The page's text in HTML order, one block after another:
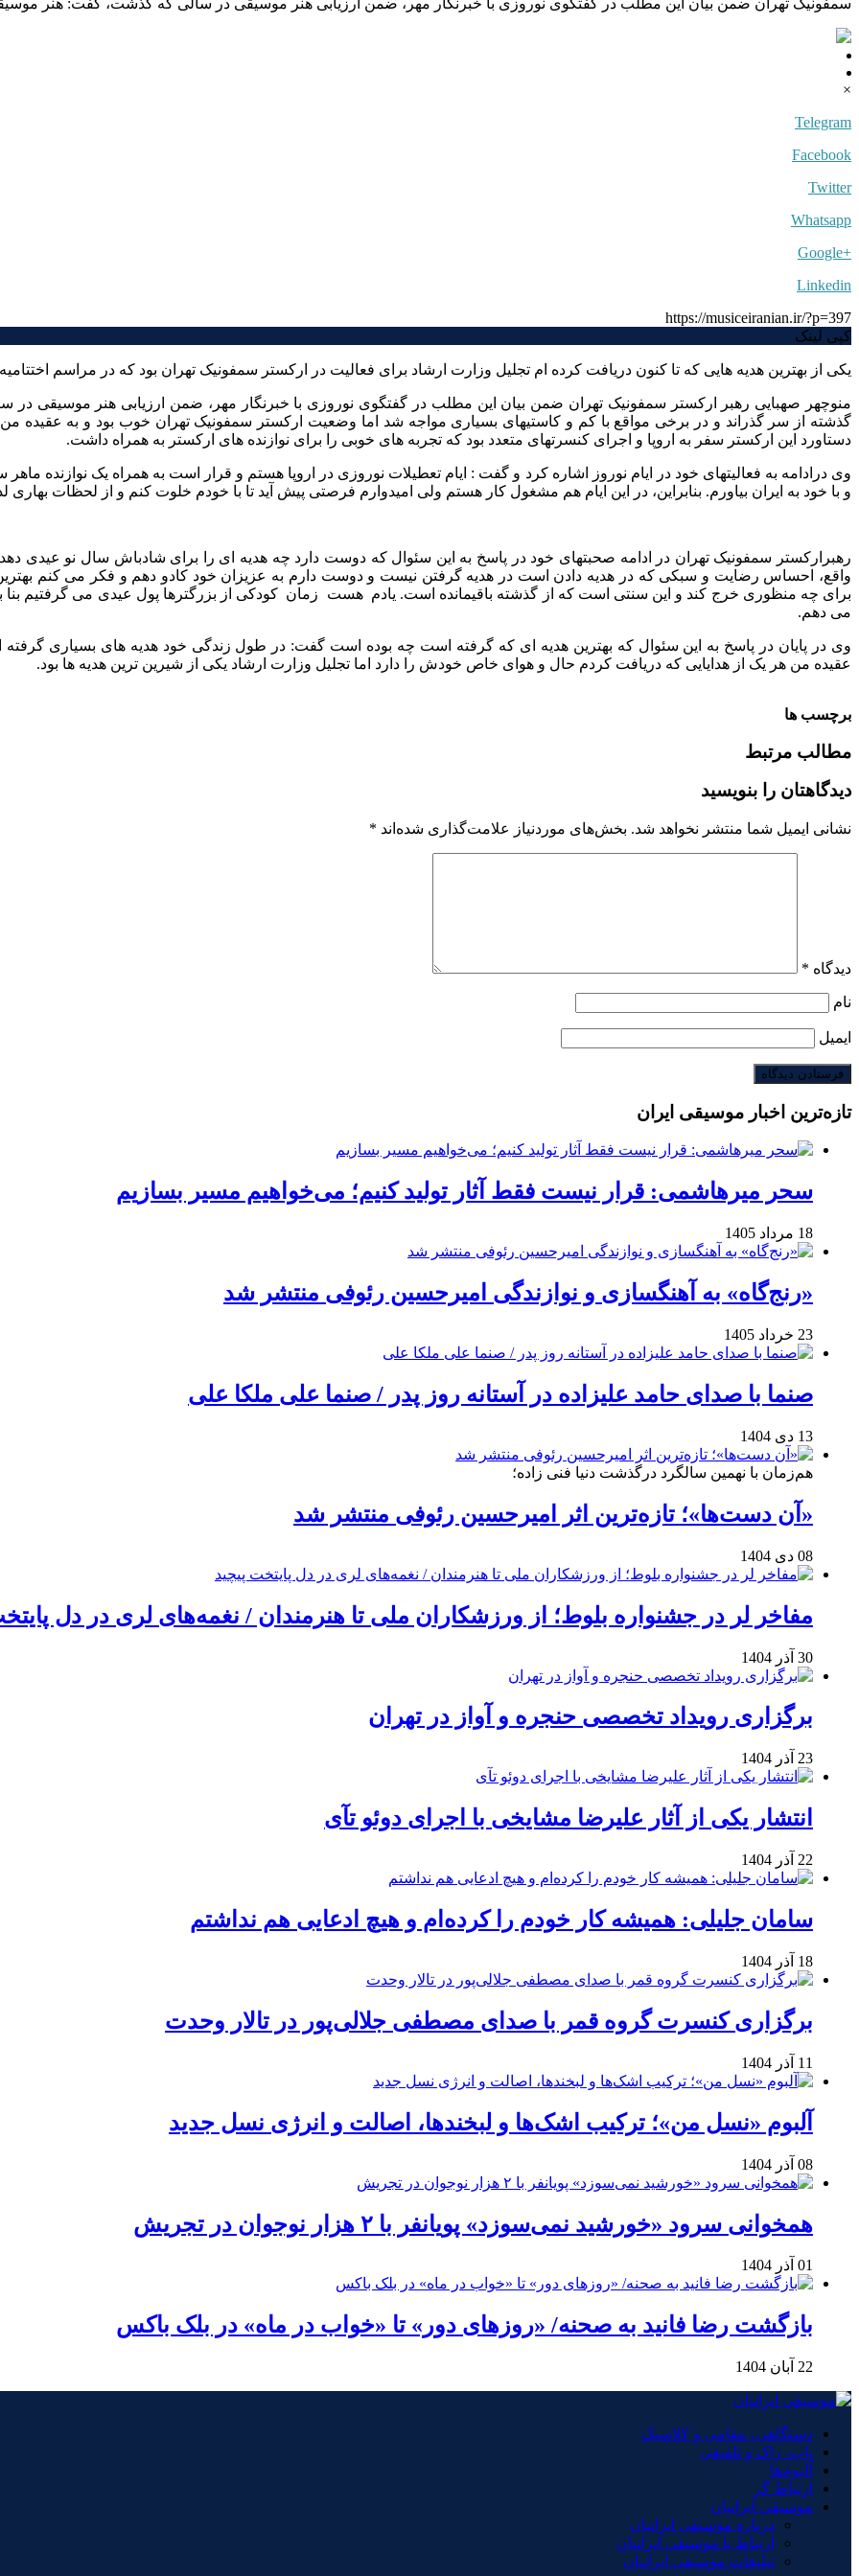
×
Telegram
Facebook
Twitter
Whatsapp
+Google
Linkedin
https://musiceiranian.ir/?p=397
کپی لینک
یکی از بهترین هدیه هایی که تا کنون دریافت کرده ام تجلیل وزارت ارشاد برای فعالیت در ارکستر سمفونیک تهران بود که در مراسم
منوچهر صهبایی رهبر ارکستر سمفونیک تهران ضمن بیان این مطلب در گفتگوی نوروزی با خبرنگار مهر، ضمن ارزیابی هنر موسیقی
گذشته از سر گذراند و در برخی مواقع با کم و کاستیهای بسیاری مواجه شد اما وضعیت ارکستر سمفونیک تهران خوب بود و به عقیده
دستاورد این ارکستر سفر به اروپا و اجرای کنسرتهای متعدد بود که تجربه های خوبی را برای نوازنده های ارکستر به همراه داشت.
وی درادامه به فعالیتهای خود در ایام نوروز اشاره کرد و گفت : ایام تعطیلات نوروزی در اروپا هستم و قرار است به همراه یک نوازنده
و با خود به ایران بیاورم. بنابراین، در این ایام هم مشغول کار هستم ولی امیدوارم فرصتی پیش آید تا با خودم خلوت کنم و از لحظات بهاری
رهبرارکستر سمفونیک تهران در ادامه صحبتهای خود در پاسخ به این سئوال که دوست دارد چه هدیه ای را برای شادباش سال نو عیدی
واقع، احساس رضایت و سبکی که در هدیه دادن است در هدیه گرفتن نیست و دوست دارم به عزیزان خود کادو دهم و فکر می کنم
برای چه منظوری خرج کند و این سنتی است که از گذشته باقیمانده است. یادم هست زمان کودکی از بزرگترها پول عیدی می گرفتیم
می دهم.
وی در پایان در پاسخ به این سئوال که بهترین هدیه ای که گرفته است چه بوده است گفت: در طول زندگی خود هدیه های بسیاری
عقیده من هر یک از هدایایی که دریافت کردم حال و هوای خاص خودش را دارد اما تجلیل وزارت ارشاد یکی از شیرین ترین هدیه ها بود.
برچسب ها
مطالب مرتبط
دیدگاهتان را بنویسید
نشانی ایمیل شما منتشر نخواهد شد. بخش‌های موردنیاز علامت‌گذاری شده‌اند *
دیدگاه *
نام
ایمیل
تازه‌ترین اخبار موسیقی ایران
سحر میرهاشمی: قرار نیست فقط آثار تولید کنیم؛ می‌خواهیم مسیر بسازیم
18 مرداد 1405
«رنج‌گاه» به آهنگسازی و نوازندگی امیرحسین رئوفی منتشر شد
23 خرداد 1405
صنما با صدای حامد علیزاده در آستانه روز پدر / صنما علی ملکا علی
13 دی 1404
هم‌زمان با نهمین سالگرد درگذشت دنیا فنی زاده؛
«آن دست‌ها»؛ تازه‌ترین اثر امیرحسین رئوفی منتشر شد
08 دی 1404
مفاخر لر در جشنواره بلوط؛ از ورزشکاران ملی تا هنرمندان / نغمه‌های لری در دل
30 آذر 1404
برگزاری رویداد تخصصی حنجره و آواز در تهران
23 آذر 1404
انتشار یکی از آثار علیرضا مشایخی با اجرای دوئو تآی
22 آذر 1404
سامان جلیلی: همیشه کار خودم را کرده‌ام و هیچ ادعایی هم نداشتم
18 آذر 1404
برگزاری کنسرت گروه قمر با صدای مصطفی جلالی‌پور در تالار وحدت
11 آذر 1404
آلبوم «نسل من»؛ ترکیب اشک‌ها و لبخندها، اصالت و انرژی نسل جدید
08 آذر 1404
همخوانی سرود «خورشید نمی‌سوزد» پویانفر با ۲ هزار نوجوان در تجریش
01 آذر 1404
بازگشت رضا فانید به صحنه/ «روزهای دور» تا «خواب در ماه» در بلک باکس
22 آبان 1404
دستگاهی، مقامی و کلاسیک
پاپ، راک و تلفیقی
آلبوم‌ها
ارتباط گر
موسیقی ایرانیان
درباره موسیقی ایرانیان
ارتباط با موسیقی ایرانیان
تبلیغات موسیقی ایرانیان